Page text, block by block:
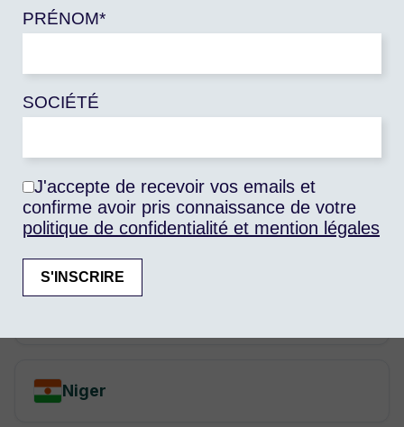
PRÉNOM*
SOCIÉTÉ
J'accepte de recevoir vos emails et
confirme avoir pris connaissance de votre
politique de confidentialité et mention légales